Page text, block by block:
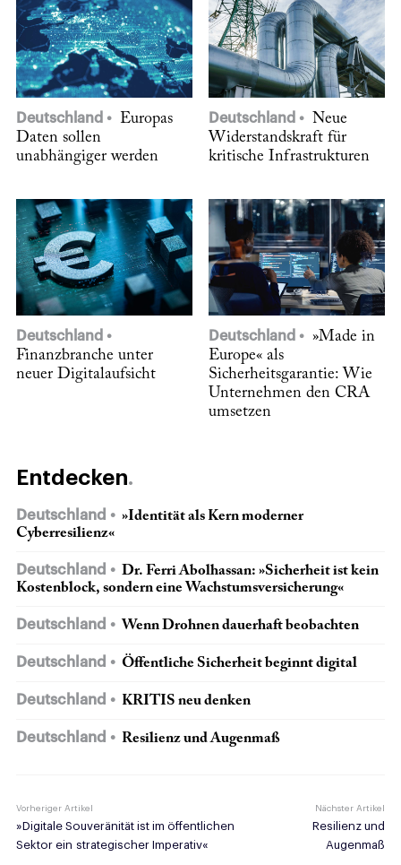
Deutschland
Europas
Daten sollen
unabhängiger werden
Deutschland
Neue
Widerstandskraft für
kritische Infrastrukturen
Deutschland
Finanzbranche unter
neuer Digitalaufsicht
Deutschland
»Made in
Europe« als
Sicherheitsgarantie: Wie
Unternehmen den CRA
umsetzen
Entdecken
Deutschland
»Identität als Kern moderner
Cyberresilienz«
Deutschland
Dr. Ferri Abolhassan: »Sicherheit ist kein
Kostenblock, sondern eine Wachstumsversicherung«
Deutschland Wenn Drohnen dauerhaft beobachten
Deutschland Öffentliche Sicherheit beginnt digital
Deutschland KRITIS neu denken
Deutschland Resilienz und Augenmaß
Vorheriger Artikel
»Digitale Souveränität ist im öffentlichen
Sektor ein strategischer Imperativ«
Nächster Artikel
Resilienz und
Augenmaß